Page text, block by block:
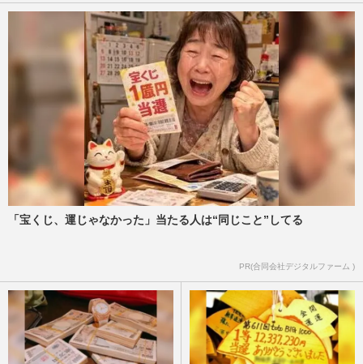
「宝くじ、運じゃなかった」当たる人は“同じこと”してる
PR(合同会社デジタルファーム )